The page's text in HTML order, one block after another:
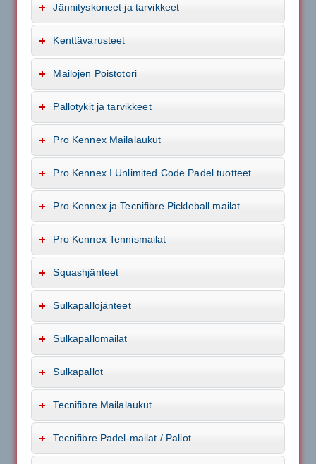
Jännityskoneet ja tarvikkeet
Kenttävarusteet
Mailojen Poistotori
Pallotykit ja tarvikkeet
Pro Kennex Mailalaukut
Pro Kennex I Unlimited Code Padel tuotteet
Pro Kennex ja Tecnifibre Pickleball mailat
Pro Kennex Tennismailat
Squashjänteet
Sulkapallojänteet
Sulkapallomailat
Sulkapallot
Tecnifibre Mailalaukut
Tecnifibre Padel-mailat / Pallot